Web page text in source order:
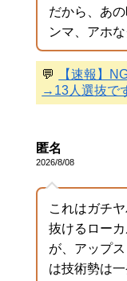
だから、あ
ンマ、アホ
💬
【速報】
→13人選抜で
匿名
2026/8/08
これはガチ
抜けるロー
が、アップ
は技術勢は